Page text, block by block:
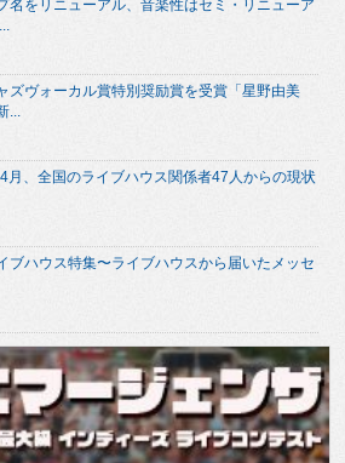
名をリニューアル、音楽性はセミ・リニューア
ズヴォーカル賞特別奨励賞を受賞「星野由美
...
月、全国のライブハウス関係者47人からの現状
ブハウス特集〜ライブハウスから届いたメッセ